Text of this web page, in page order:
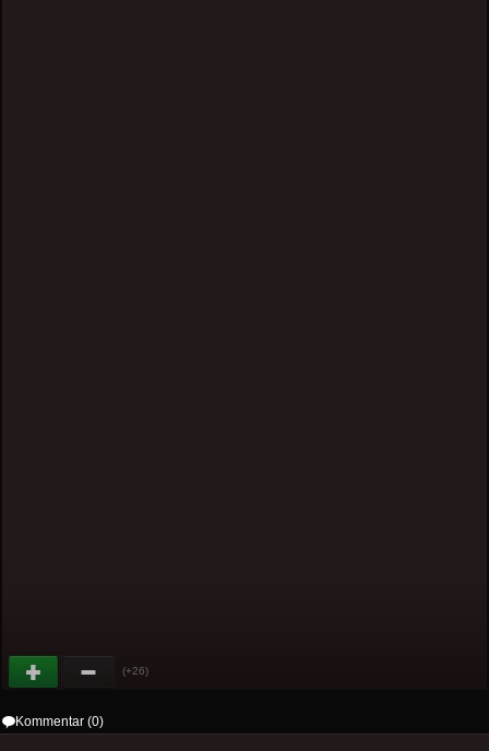
(+26)
Kommentar (0)